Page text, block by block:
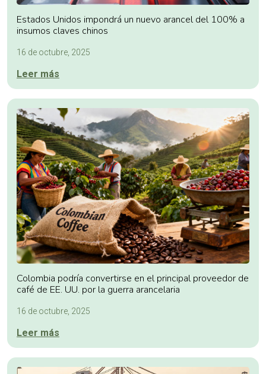
Estados Unidos impondrá un nuevo arancel del 100% a
insumos claves chinos
16 de octubre, 2025
Leer más
Colombia podría convertirse en el principal proveedor de
café de EE. UU. por la guerra arancelaria
16 de octubre, 2025
Leer más